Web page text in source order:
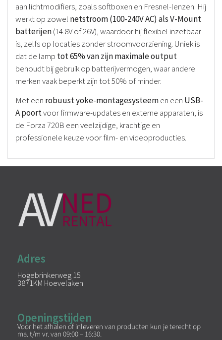
aan lichtmodifiers, zoals softboxen en Fresnel-lenzen. Hij
werkt op zowel netstroom (100-240V AC) als V-Mount
batterijen(14.8V of 26V), waardoor hij flexibel inzetbaar
is, zelfs op locaties zonder stroomvoorziening. Uniek is
dat de lamp tot 65% van zijn maximale output
behoudt bij gebruik op batterijvermogen, waar andere
merken vaak beperkt zijn tot 50% of minder.
Met een robuust yoke-montagesysteemen een USB-
A poortvoor firmware-updates en externe apparaten, is
de Forza 720B een veelzijdige, krachtige en
professionele keuze voor film- en videoproducties.
Adres
Hogebrinkerweg 15
3871KM Hoevelaken
Openingstijden
Voor het afhalen of inleveren van producten kun je terecht op
ma. t/m vr. van 09:00 – 16:30.